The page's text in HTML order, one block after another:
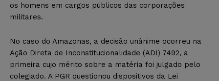
os homens em cargos públicos das corporações
militares.
No caso do Amazonas, a decisão unânime ocorreu na
Ação Direta de Inconstitucionalidade (ADI) 7492, a
primeira cujo mérito sobre a matéria foi julgado pelo
colegiado. A PGR questionou dispositivos da Lei